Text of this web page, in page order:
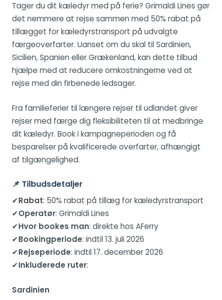
Tager du dit kæledyr med på ferie? Grimaldi Lines gør
det nemmere at rejse sammen med 50% rabat på
tillægget for kæledyrstransport på udvalgte
færgeoverfarter. Uanset om du skal til Sardinien,
Sicilien, Spanien eller Grækenland, kan dette tilbud
hjælpe med at reducere omkostningerne ved at
rejse med din firbenede ledsager.
Fra familieferier til længere rejser til udlandet giver
rejser med færge dig fleksibiliteten til at medbringe
dit kæledyr. Book i kampagneperioden og få
besparelser på kvalificerede overfarter, afhængigt
af tilgængelighed.
📌 Tilbudsdetaljer
✔Rabat: 50% rabat på tillæg for kæledyrstransport
✔Operatør: Grimaldi Lines
✔Hvor bookes man: direkte hos AFerry
✔Bookingperiode: indtil 13. juli 2026
✔Rejseperiode: indtil 17. december 2026
✔Inkluderede ruter:
Sardinien